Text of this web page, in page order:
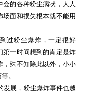
会的各种粉尘病状，人人
场面和损失根本就不能用
粉尘爆炸，一定很好
第一时间想到的肯定是炸
，殊不知除此以外，小小
。
展，粉尘爆炸事件也越